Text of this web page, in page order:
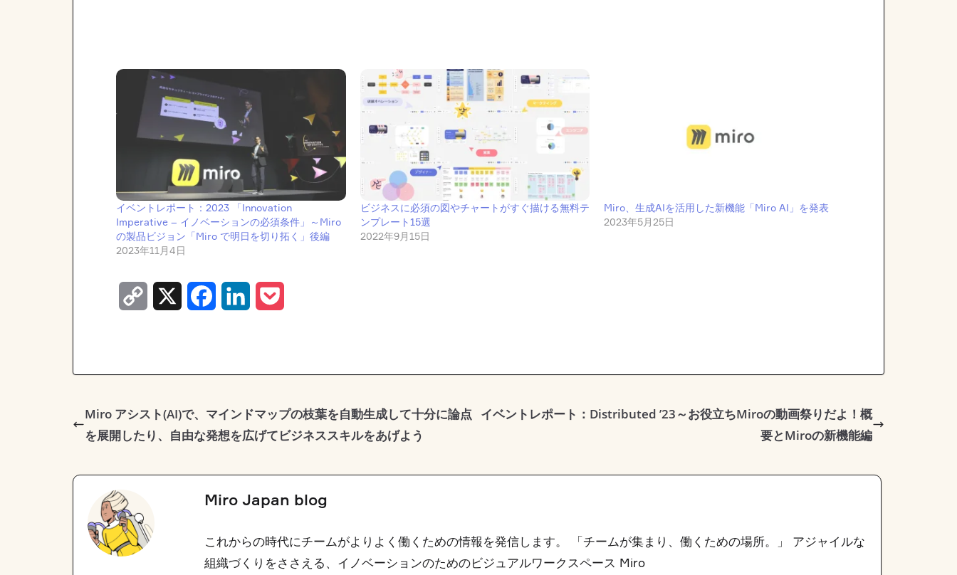
イベントレポート：2023 「Innovation
Imperative – イノベーションの必須条件」～Miro
の製品ビジョン「Miro で明日を切り拓く」後編
2023年11月4日
ビジネスに必須の図やチャートがすぐ描ける無料テ
ンプレート15選
2022年9月15日
Miro、生成AIを活用した新機能「Miro AI」を発表
2023年5月25日
L
i
b
o
k
e
d
n
e
t
Miro アシスト(AI)で、マインドマップの枝葉を自動生成して十分に論点
を展開したり、自由な発想を広げてビジネススキルをあげよう
イベントレポート：Distributed ’23～お役立ちMiroの動画祭りだよ！概
要とMiroの新機能編
Miro Japan blog
これからの時代にチームがよりよく働くための情報を発信します。 「チームが集まり、働くための場所。」 アジャイルな
組織づくりをささえる、イノベーションのためのビジュアルワークスペース Miro